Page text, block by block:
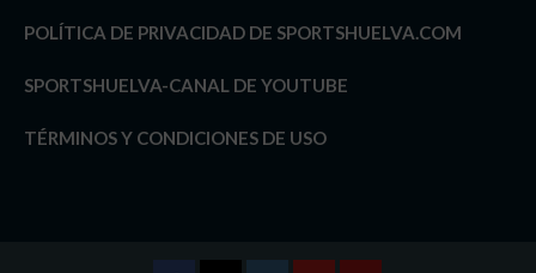
POLÍTICA DE PRIVACIDAD DE SPORTSHUELVA.COM
SPORTSHUELVA-CANAL DE YOUTUBE
TÉRMINOS Y CONDICIONES DE USO